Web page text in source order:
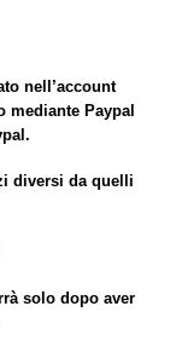
nell’account
mediante Paypal
diversi da quelli
solo dopo aver